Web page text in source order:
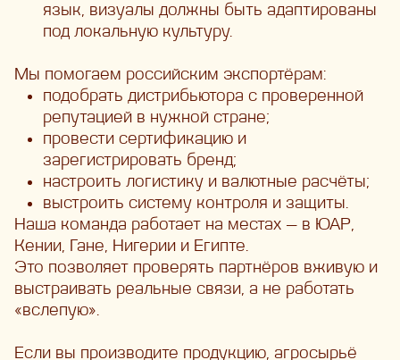
язык, визуалы должны быть адаптированы
под локальную культуру.
Мы помогаем российским экспортёрам:
подобрать дистрибьютора с проверенной
репутацией в нужной стране;
провести сертификацию и
зарегистрировать бренд;
настроить логистику и валютные расчёты;
выстроить систему контроля и защиты.
Наша команда работает на местах — в ЮАР,
Кении, Гане, Нигерии и Египте.
Это позволяет проверять партнёров вживую и
выстраивать реальные связи, а не работать
«вслепую».
Если вы производите продукцию, агросырьё